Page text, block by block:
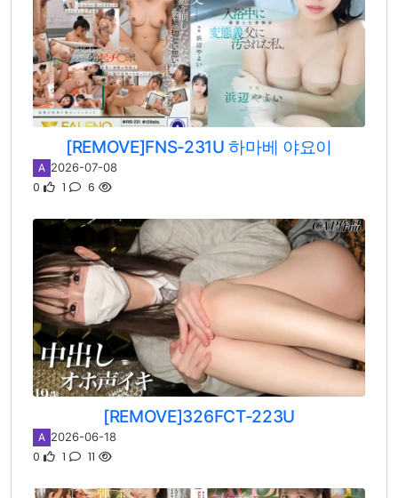
[REMOVE]FNS-231U 하마베 야요이
A 2026-07-08
0 1 6
[REMOVE]326FCT-223U
A 2026-06-18
0 1 11